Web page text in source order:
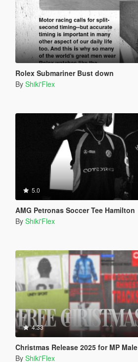
Rolex Submariner Bust down
By Shiki'Flex
5.0
AMG Petronas Soccer Tee Hamilton
By Shiki'Flex
4.33
Christmas Release 2025 for MP Male
By Shiki'Flex